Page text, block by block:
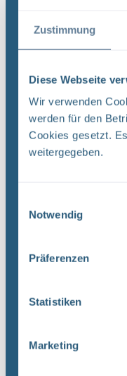
Zustimmung
Diese Webseite
Wir verwenden
werden für den
Cookies gesetzt.
weitergegeben.
Notwendig
Präferenzen
Statistiken
Marketing
Erkundung der
658-Meter-Ebene.
Abbaus keine
aus der
wahrscheinlich auf
Arbeitshöhe in
ausreichte. Die